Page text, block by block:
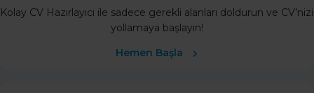
Kolay CV Hazırlayıcı ile sadece gerekli alanları doldurun ve CV’nizi
yollamaya başlayın!
Hemen Başla